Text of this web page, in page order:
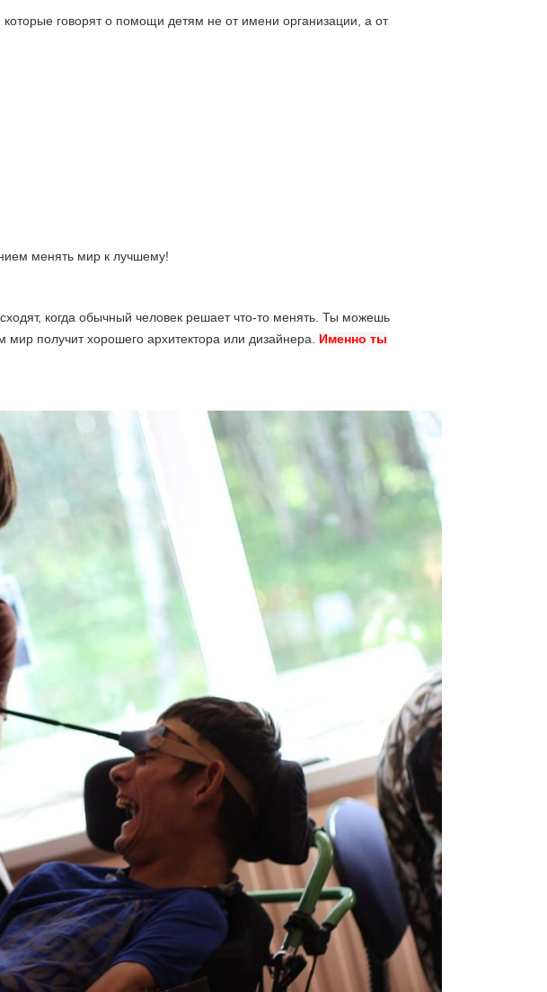
которые говорят о помощи детям не от имени организации, а от
менять мир к лучшему!
когда обычный человек решает что-то менять. Ты можешь
получит хорошего архитектора или дизайнера. Именно ты